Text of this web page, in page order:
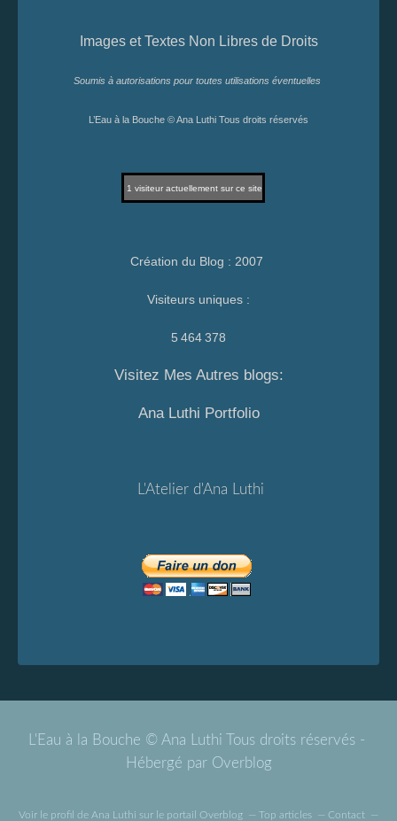
Images et Textes Non Libres de Droits
Soumis à autorisations pour toutes utilisations éventuelles
L’Eau à la Bouche © Ana Luthi Tous droits réservés
1 visiteur actuellement sur ce site
Création du Blog : 2007
Visiteurs uniques :
5 464 378
Visitez Mes Autres blogs:
Ana Luthi Portfolio
L'Atelier d'Ana Luthi
L'Eau à la Bouche © Ana Luthi Tous droits réservés -
Hébergé par Overblog
Voir le profil de Ana Luthi sur le portail Overblog Top articles Contact